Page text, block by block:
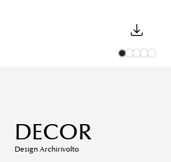
DECOR
Design Archirivolto